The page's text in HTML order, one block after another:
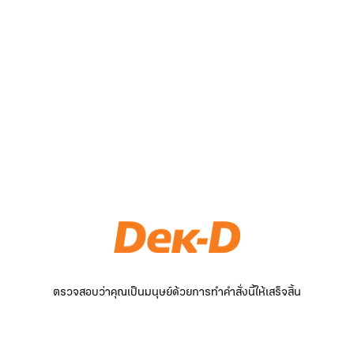
ตรวจสอบว่าคุณเป็นมนุษย์ด้วยการทำคำสั่งนี้ให้เสร็จสิ้น